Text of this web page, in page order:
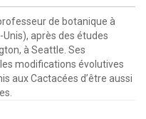
de botanique à
Unis), après des études
à Seattle. Ses
modifications évolutives
aux Cactacées d’être aussi